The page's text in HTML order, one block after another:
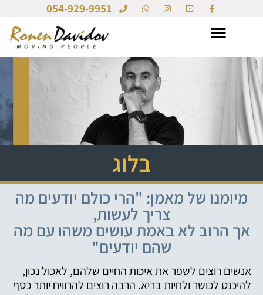
054-929-9951
בלוג
מיומנו של מאמן: "הרי כולם יודעים מה
צריך לעשות,
אך הרוב לא באמת עושים משהו עם מה
שהם יודעים"
אנשים רוצים לשפר את איכות החיים שלהם, לאכול נכון,
להיכנס לכושר ולחיות בריא. הרבה רוצים להרוויח יותר כסף